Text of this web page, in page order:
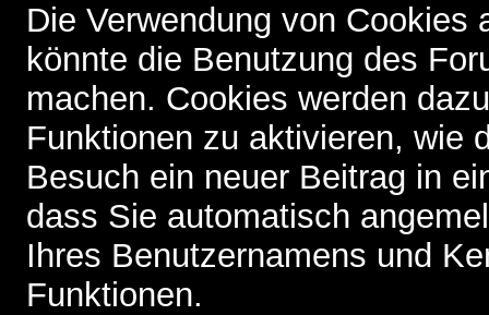
Die Verwendung von
könnte die Benutzung des
machen. Cookies werden
Funktionen zu aktivieren, wie
Besuch ein neuer Beitrag in
dass Sie automatisch
Ihres Benutzernamens und
Funktionen.